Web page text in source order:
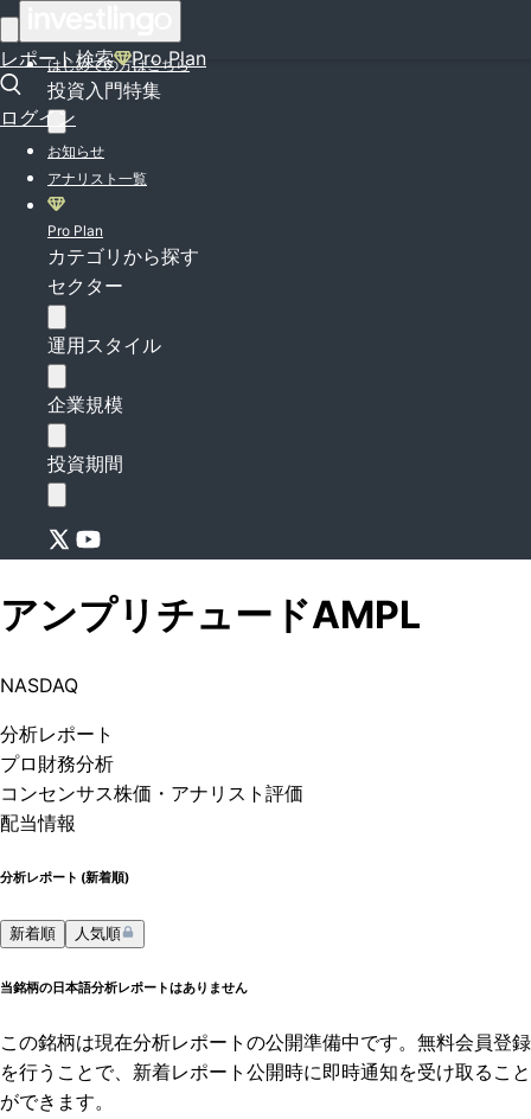
レポート検索 Pro Plan
ログイン
はじめての方はこちら
投資入門特集
お知らせ
アナリスト一覧
Pro Plan
カテゴリから探す
セクター
運用スタイル
企業規模
投資期間
アンプリチュードAMPL
NASDAQ
分析レポート
プロ 財務分析
コンセンサス株価 ・アナリスト評価
配当情報
分析レポート (新着順)
新着順 人気順
当銘柄の日本語分析レポートはありません
この銘柄は現在分析レポートの公開準備中です。無料会員登録
を行うことで、新着レポート公開時に即時通知を受け取ること
ができます。